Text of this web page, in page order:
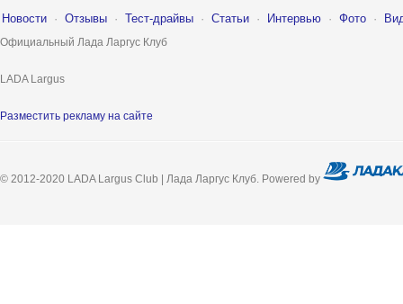
Новости · Отзывы · Тест-драйвы · Статьи · Интервью · Фото ·
Официальный Лада Ларгус Клуб
LADA Largus
Разместить рекламу на сайте
© 2012-2020 LADA Largus Club | Лада Ларгус Клуб. Powered by